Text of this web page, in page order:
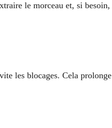
le morceau et, si besoin,
les blocages. Cela prolonge